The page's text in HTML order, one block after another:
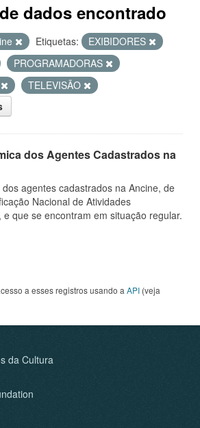
dados encontrado
Etiquetas:
EXIBIDORES
PROGRAMADORAS
TELEVISÃO
dos Agentes Cadastrados na
agentes cadastrados na Ancine, de
Nacional de Atividades
e que se encontram em situação regular.
a esses registros usando a API (veja
da Cultura